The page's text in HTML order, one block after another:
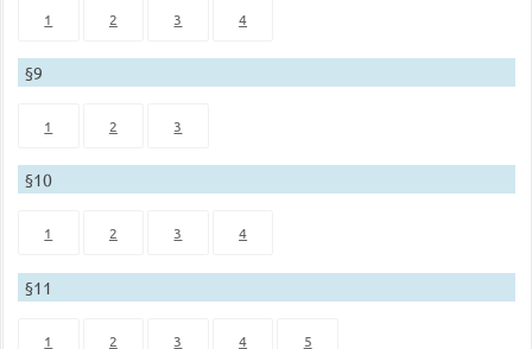
1 2 3 4
§9
1 2 3
§10
1 2 3 4
§11
1 2 3 4 5